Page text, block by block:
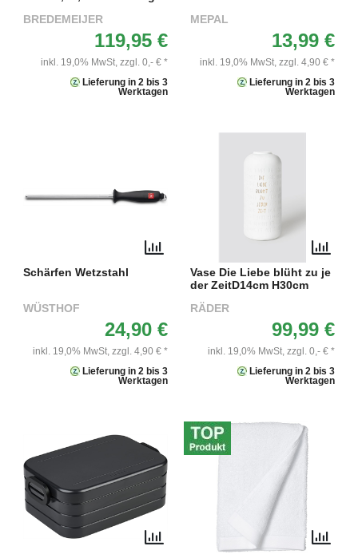
BREDEMEIJER
119,95 €
inkl. 19,0% MwSt, zzgl. 0,- € *
Lieferung in 2 bis 3
Werktagen
MEPAL
13,99 €
inkl. 19,0% MwSt, zzgl. 4,90 € *
Lieferung in 2 bis 3
Werktagen
Schärfen Wetzstahl
WÜSTHOF
24,90 €
inkl. 19,0% MwSt, zzgl. 4,90 € *
Lieferung in 2 bis 3
Werktagen
Vase Die Liebe blüht zu je
der ZeitD14cm H30cm
RÄDER
99,99 €
inkl. 19,0% MwSt, zzgl. 0,- € *
Lieferung in 2 bis 3
Werktagen